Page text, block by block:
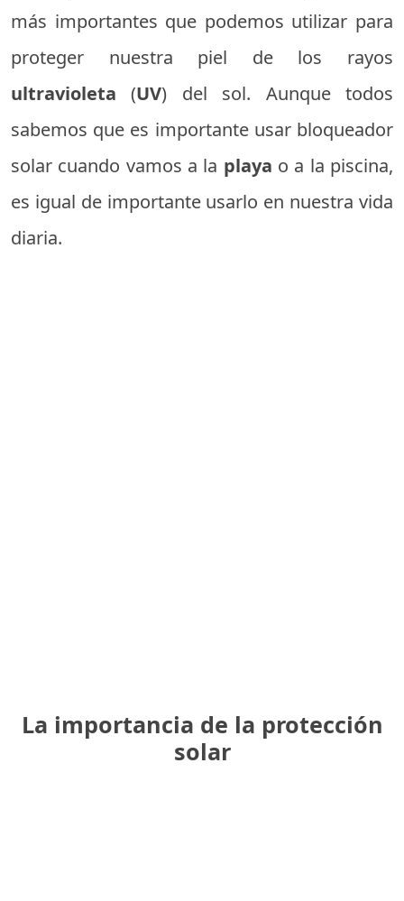
más importantes que podemos utilizar para
proteger nuestra piel de los rayos
ultravioleta (UV) del sol. Aunque todos
sabemos que es importante usar bloqueador
solar cuando vamos a la playa o a la piscina,
es igual de importante usarlo en nuestra vida
diaria.
La importancia de la protección
solar